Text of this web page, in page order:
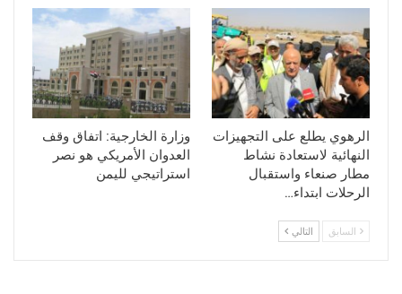
الرهوي يطلع على التجهيزات
النهائية لاستعادة نشاط
مطار صنعاء واستقبال
الرحلات ابتداء…
وزارة الخارجية: اتفاق وقف
العدوان الأمريكي هو نصر
استراتيجي لليمن
السابق التالي